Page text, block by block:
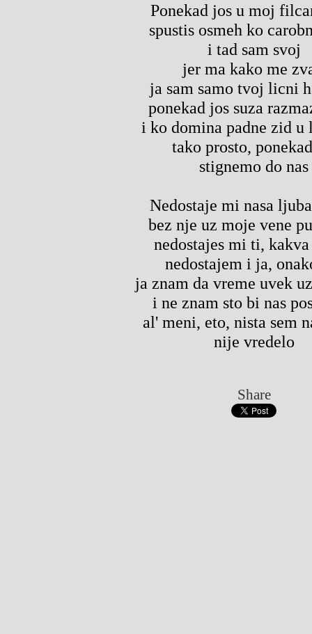
Ponekad jos u moj
spustis osmeh ko
i tad sam svoj
jer ma kako me
ja sam samo tvoj licni
ponekad jos suza
i ko domina padne zid
tako prosto,
stignemo do nas
Nedostaje mi nasa
bez nje uz moje vene
nedostajes mi ti,
nedostajem i ja,
ja znam da vreme uvek
i ne znam sto bi nas
al' meni, eto, nista sem
nije vredelo
Share